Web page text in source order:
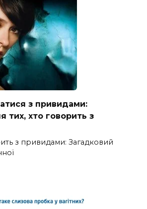
з привидами:
тих, хто говорить з
з привидами: Загадковий